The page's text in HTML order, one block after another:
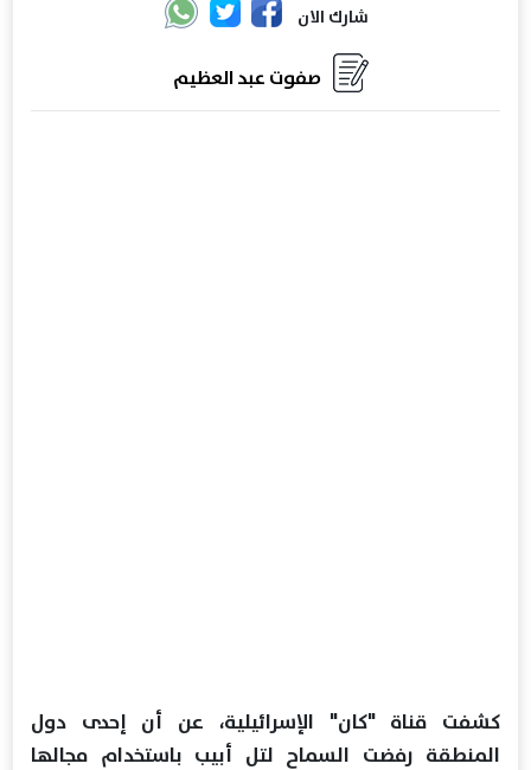
شارك الان
صفوت عبد العظيم
كشفت قناة "كان" الإسرائيلية، عن أن إحدى دول
المنطقة رفضت السماح لتل أبيب باستخدام مجالها